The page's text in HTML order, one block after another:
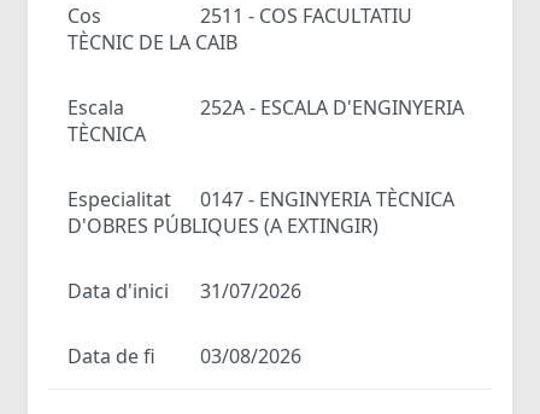
Cos
2511 - COS FACULTATIU
TÈCNIC DE LA CAIB
Escala
252A - ESCALA D'ENGINYERIA
TÈCNICA
Especialitat
0147 - ENGINYERIA TÈCNICA
D'OBRES PÚBLIQUES (A EXTINGIR)
Data d'inici 31/07/2026
Data de fi 03/08/2026